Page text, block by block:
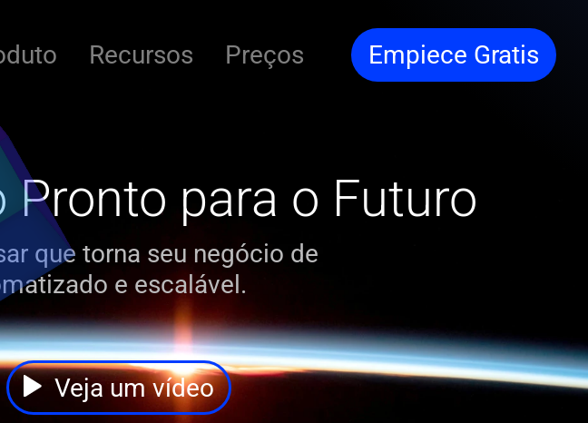
Recursos Preços Empiece Gratis
para o Futuro
que torna seu negócio de
e escalável.
Veja um vídeo